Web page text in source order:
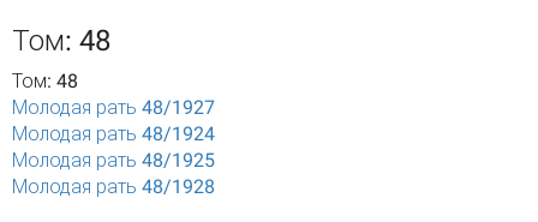
Том: 48
Том: 48
Молодая рать 48/1927
Молодая рать 48/1924
Молодая рать 48/1925
Молодая рать 48/1928